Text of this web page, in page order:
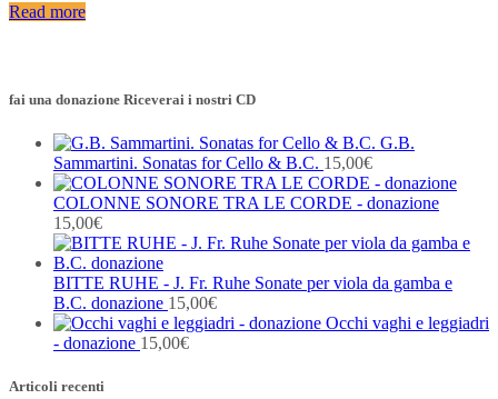
Read more
fai una donazione Riceverai i nostri CD
G.B.
Sammartini. Sonatas for Cello & B.C. 15,00€
COLONNE SONORE TRA LE CORDE - donazione
15,00€
BITTE RUHE - J. Fr. Ruhe Sonate per viola da gamba e
B.C. donazione 15,00€
Occhi vaghi e leggiadri
- donazione 15,00€
Articoli recenti